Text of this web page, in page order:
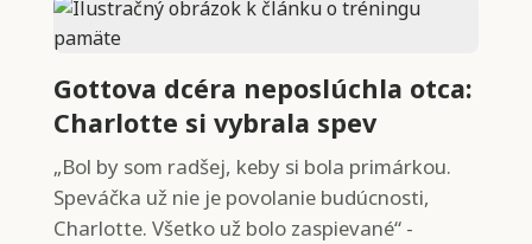
Gottova dcéra neposlúchla otca:
Charlotte si vybrala spev
„Bol by som radšej, keby si bola primárkou.
Speváčka už nie je povolanie budúcnosti,
Charlotte. Všetko už bolo zaspievané“ -